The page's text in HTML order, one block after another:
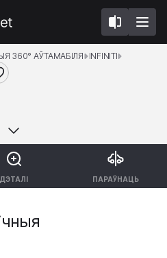
ДЭТАЛІ ПАРАЎНАЦЬ
360° АЎТАМАБІЛЯ
INFINITI